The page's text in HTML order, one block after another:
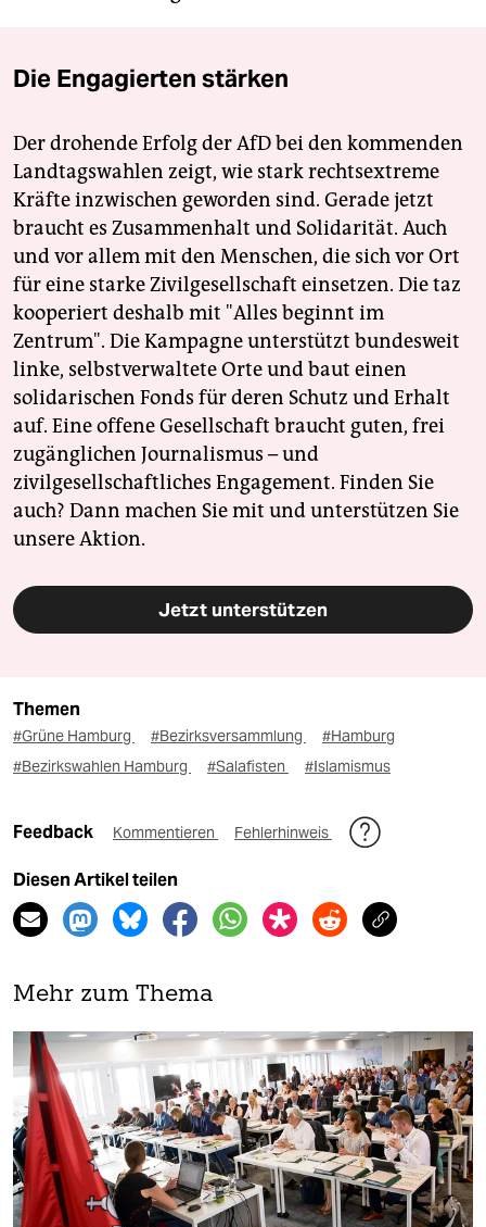
Die Engagierten stärken
Der drohende Erfolg der AfD bei den kommenden
Landtagswahlen zeigt, wie stark rechtsextreme
Kräfte inzwischen geworden sind. Gerade jetzt
braucht es Zusammenhalt und Solidarität. Auch
und vor allem mit den Menschen, die sich vor Ort
für eine starke Zivilgesellschaft einsetzen. Die taz
kooperiert deshalb mit "Alles beginnt im
Zentrum". Die Kampagne unterstützt bundesweit
linke, selbstverwaltete Orte und baut einen
solidarischen Fonds für deren Schutz und Erhalt
auf. Eine offene Gesellschaft braucht guten, frei
zugänglichen Journalismus – und
zivilgesellschaftliches Engagement. Finden Sie
auch? Dann machen Sie mit und unterstützen Sie
unsere Aktion.
Jetzt unterstützen
Themen
#Grüne Hamburg #Bezirksversammlung
#Hamburg
#Bezirkswahlen Hamburg
#Salafisten #Islamismus
Feedback Kommentieren Fehlerhinweis
Diesen Artikel teilen
Mehr zum Thema